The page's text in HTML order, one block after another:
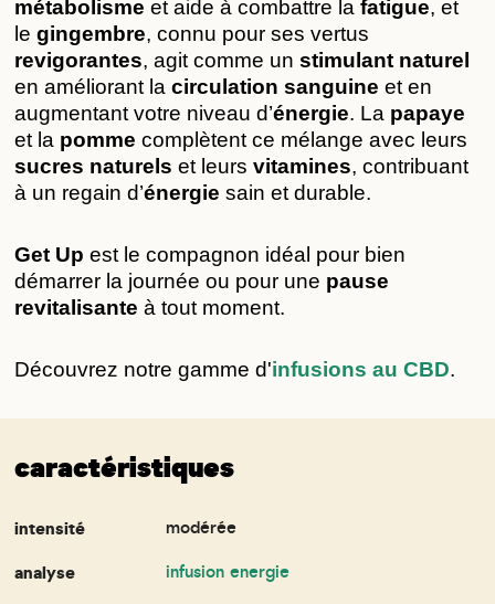
métabolisme et aide à combattre la fatigue, et
le gingembre
revigorantes, agit comme un stimulant naturel
en améliorant la circulation sanguine et en
augmentant votre niveau d’énergie. La papaye
et la pomme
sucres naturels et leurs vitamines, contribuant
à un regain d’énergie sain et durable.
Get Up est le compagnon idéal pour bien
démarrer la journée ou pour une pause
revitalisante à tout moment.
Découvrez notre gamme d'infusions au CBD.
caractéristiques
intensité
modérée
analyse
infusion energie